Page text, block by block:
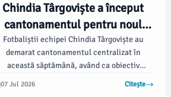
Chindia Târgoviște a început
cantonamentul pentru noul
sezon competițional
Fotbaliștii echipei Chindia Târgoviște au
demarat cantonamentul centralizat în
această săptămână, având ca obiectiv
competitive pentru sezonul viitor. Potrivit
07 Jul 2026 Citește